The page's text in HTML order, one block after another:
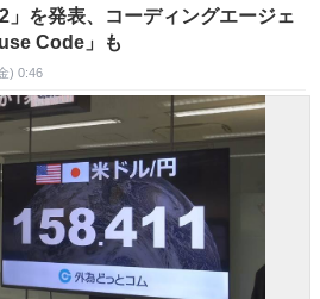
」を発表、コーディングエージェ
Code」も
) 0:46